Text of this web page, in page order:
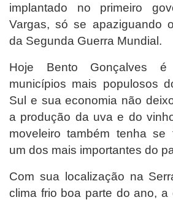
implantado no primeiro
Vargas, só se apaziguando
da Segunda Guerra Mundial.
Hoje Bento Gonçalves
municípios mais populosos
Sul e sua economia não
a produção da uva e do
moveleiro também tenha se
um dos mais importantes do
Com sua localização na
clima frio boa parte do ano, a